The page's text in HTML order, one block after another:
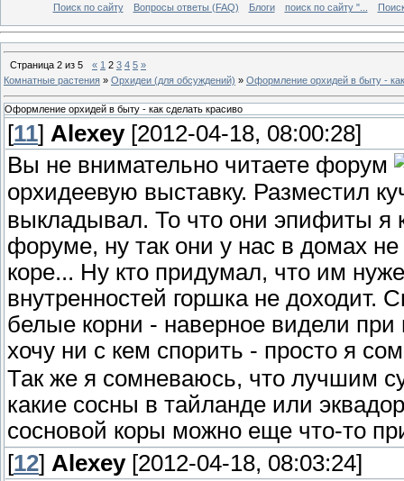
Поиск по сайту
Вопросы ответы (FAQ) Блоги поиск по сайту "...
Страница 2 из 5 « 1 2 3 4 5 »
Комнатные растения » Орхидеи (для обсуждений) » Оформление орхидей в быту -
Оформление орхидей в быту - как сделать красиво
[11] Alexey[2012-04-18, 08:00:28]
Вы не внимательно читаете форум
орхидеевую выставку. Разместил
выкладывал. То что они эпифиты я
форуме, ну так они у нас в домах
коре... Ну кто придумал, что им
внутренностей горшка не доходит.
белые корни - наверное видели
хочу ни с кем спорить - просто я
Так же я сомневаюсь, что лучшим
какие сосны в тайланде или
сосновой коры можно еще что-то
[12] Alexey[2012-04-18, 08:03:24]